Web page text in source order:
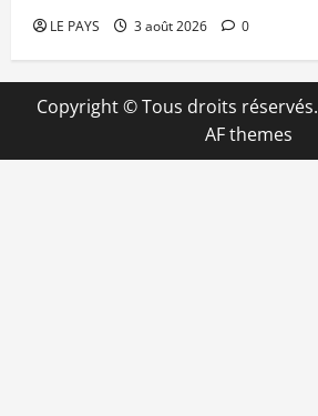
LE PAYS 3 août 2026 0
Copyright © Tous droits réservés.
AF themes